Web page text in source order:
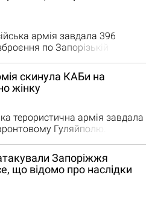
окупанти вдарили керованою
Внаслідок цих
пошкоджено…
армія завдала 396
по Запорізькій
накрили Новодарівку та
по Гуляйполю, Оріхову та
удару керованої авіабомбою
отримала 62-річна жінка.
скинула КАБи на
жінку
терористична армія завдала
Гуляйполю.
багатоквартирний
мешканців. Крім того,
мешканка. «Жінка
ворожої атаки на
Запоріжжя
що відомо про наслідки